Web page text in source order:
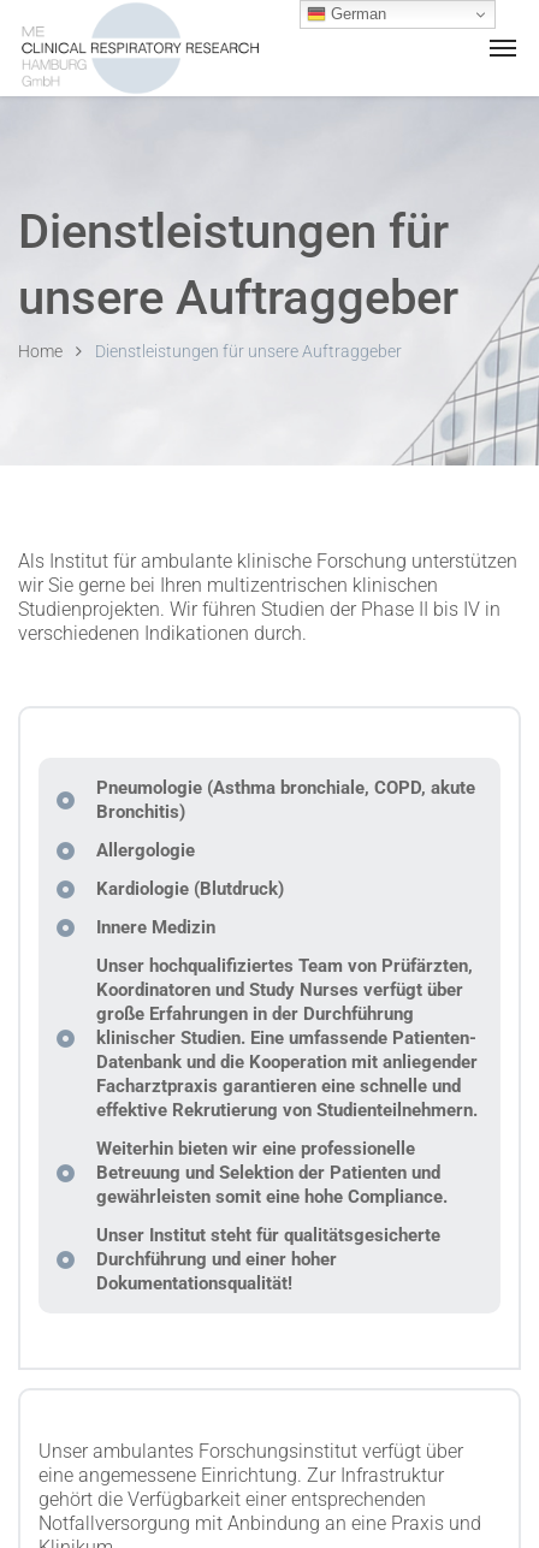
Dienstleistungen für
unsere Auftraggeber
Home Dienstleistungen für unsere Auftraggeber
Als Institut für ambulante klinische Forschung unterstützen
wir Sie gerne bei Ihren multizentrischen klinischen
Studienprojekten. Wir führen Studien der Phase II bis IV in
verschiedenen Indikationen durch.
Pneumologie (Asthma bronchiale, COPD, akute
Bronchitis)
Allergologie
Kardiologie (Blutdruck)
Innere Medizin
Unser hochqualifiziertes Team von Prüfärzten,
Koordinatoren und Study Nurses verfügt über
große Erfahrungen in der Durchführung
klinischer Studien. Eine umfassende Patienten-
Datenbank und die Kooperation mit anliegender
Facharztpraxis garantieren eine schnelle und
effektive Rekrutierung von Studienteilnehmern.
Weiterhin bieten wir eine professionelle
Betreuung und Selektion der Patienten und
gewährleisten somit eine hohe Compliance.
Unser Institut steht für qualitätsgesicherte
Durchführung und einer hoher
Dokumentationsqualität!
Unser ambulantes Forschungsinstitut verfügt über
eine angemessene Einrichtung. Zur Infrastruktur
gehört die Verfügbarkeit einer entsprechenden
Notfallversorgung mit Anbindung an eine Praxis und
German